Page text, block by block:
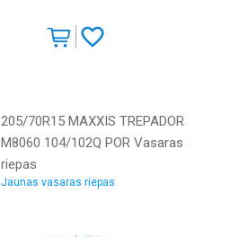
205/70R15 MAXXIS TREPADOR
M8060 104/102Q POR Vasaras
riepas
Jaunas vasaras riepas